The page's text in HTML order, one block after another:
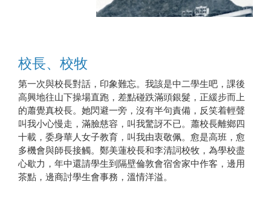
1953年英華校舍外貌
校長、校牧
第一次與校長對話，印象難忘。我該是中二學生吧，課後
高興地往山下操場直跑，差點碰跌滿頭銀髮，正緩步而上
的蕭覺真校長。她閃避一旁，沒有半句責備，反笑着輕聲
叫我小心慢走，滿臉慈容，叫我驚訝不已。蕭校長離鄉四
十載，委身華人女子教育，叫我由衷敬佩。愈是高班，愈
多機會與師長接觸。鄭美蓮校長和李清詞校牧，為學校盡
心歇力，年中還請學生到隔壁倫敦會宿舍家中作客，邊用
茶點，邊商討學生會事務，溫情洋溢。